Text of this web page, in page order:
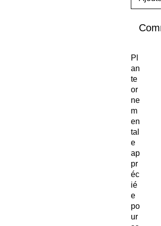
Pl
an
te
or
ne
m
en
tal
e
ap
pr
éc
ié
e
po
ur